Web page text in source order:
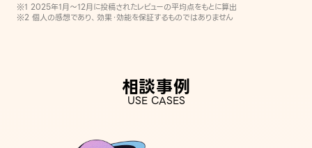
※1 2025年1月〜12月に投稿されたレビューの平均点をもとに算出
※2 個人の感想であり、効果・効能を保証するものではありません
相談事例
USE CASES